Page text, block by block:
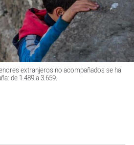
extranjeros no acompañados se ha
de 1.489 a 3.659.